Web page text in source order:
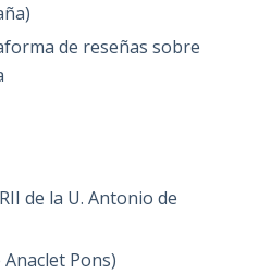
de reseñas sobre
de la U. Antonio de
Pons)